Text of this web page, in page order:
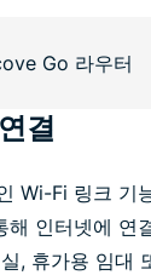
결
Wi-Fi 링크 기
해 인터넷에 연
, 휴가용 임대